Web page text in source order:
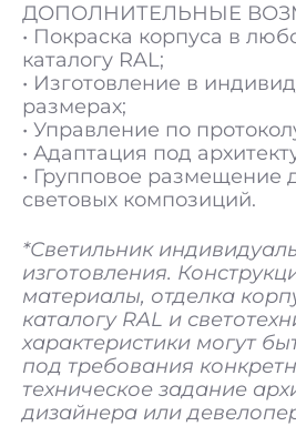
ДОПОЛНИТЕЛЬНЫЕ
• Покраска корпуса в
каталогу RAL;
• Изготовление в
размерах;
• Управление по
• Адаптация под
• Групповое размещение
световых композиций.
*Светильник
изготовления.
материалы, отделка
каталогу RAL и
характеристики могут
под требования
техническое задание
дизайнера или